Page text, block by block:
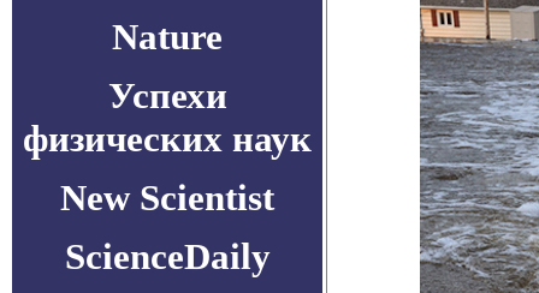
Nature
Успехи
физических наук
New Scientist
ScienceDaily